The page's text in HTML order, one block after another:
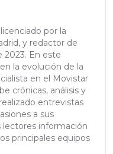
por la
y redactor de
2023. En este
la evolución de la
en el Movistar
crónicas, análisis y
entrevistas
a sus
lectores información
principales equipos